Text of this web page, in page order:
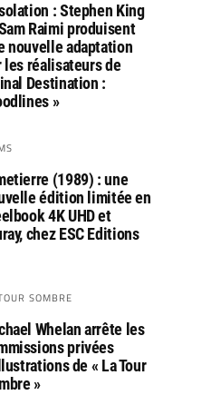
: Stephen King
Raimi produisent
nouvelle adaptation
les réalisateurs de
Destination :
»
(1989) : une
édition limitée en
4K UHD et
chez ESC Editions
SOMBRE
Whelan arrête les
privées
de « La Tour
»